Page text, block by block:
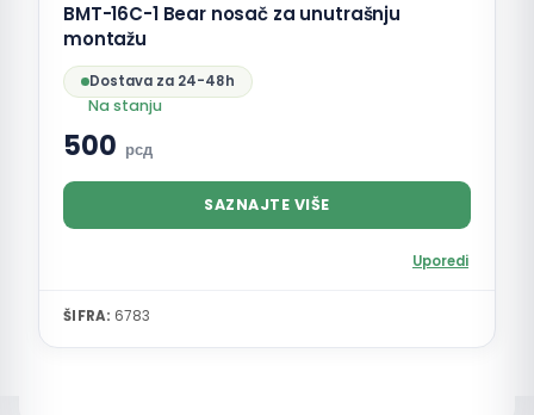
BMT-16C-1 Bear nosač za unutrašnju
montažu
Dostava za 24-48h
Na stanju
500 рсд
SAZNAJTE VIŠE
Uporedi
ŠIFRA: 6783